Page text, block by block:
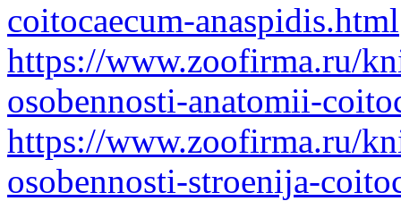
coitocaecum-anaspidis.html
https://www.zoofirma.ru/
osobennosti-anatomii-
https://www.zoofirma.ru/
osobennosti-stroenija-